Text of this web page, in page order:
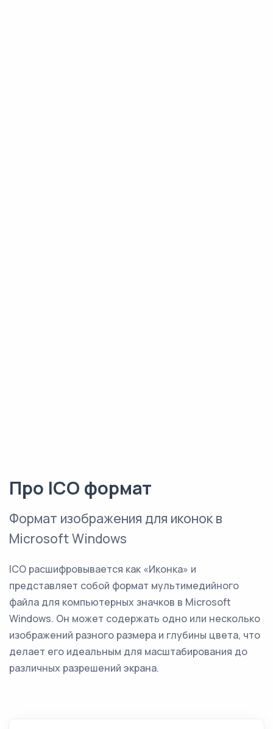
Про ICO формат
Формат изображения для иконок в
Microsoft Windows
ICO расшифровывается как «Иконка» и
представляет собой формат мультимедийного
файла для компьютерных значков в Microsoft
Windows. Он может содержать одно или несколько
изображений разного размера и глубины цвета, что
делает его идеальным для масштабирования до
различных разрешений экрана.